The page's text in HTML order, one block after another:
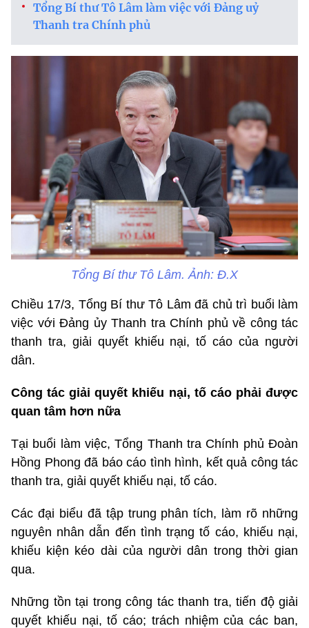
Tổng Bí thư Tô Lâm làm việc với Đảng uỷ
Thanh tra Chính phủ
Tổng Bí thư Tô Lâm. Ảnh: Đ.X
Chiều 17/3, Tổng Bí thư Tô Lâm đã chủ trì buổi làm
việc với Đảng ủy Thanh tra Chính phủ về công tác
thanh tra, giải quyết khiếu nại, tố cáo của người
dân.
Công tác giải quyết khiếu nại, tố cáo phải được
quan tâm hơn nữa
Tại buổi làm việc, Tổng Thanh tra Chính phủ Đoàn
Hồng Phong đã báo cáo tình hình, kết quả công tác
thanh tra, giải quyết khiếu nại, tố cáo.
Các đại biểu đã tập trung phân tích, làm rõ những
nguyên nhân dẫn đến tình trạng tố cáo, khiếu nại,
khiếu kiện kéo dài của người dân trong thời gian
qua.
Những tồn tại trong công tác thanh tra, tiến độ giải
quyết khiếu nại, tố cáo; trách nhiệm của các ban,